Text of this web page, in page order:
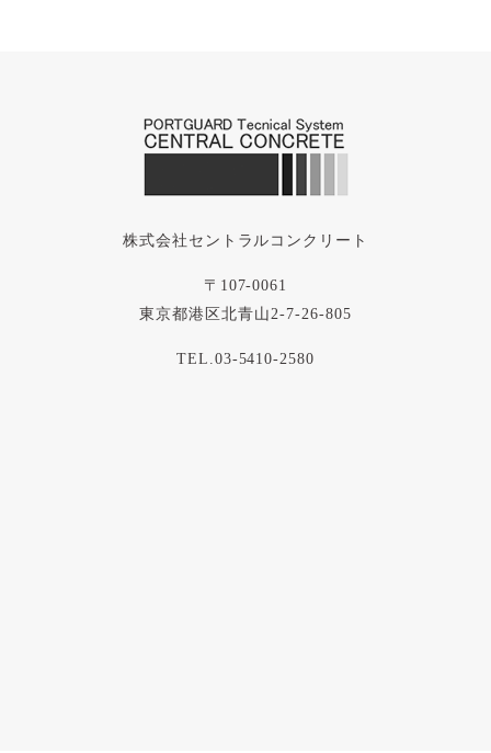
株式会社セントラルコンクリート
〒107-0061
東京都港区北青山2-7-26-805
TEL.03-5410-2580